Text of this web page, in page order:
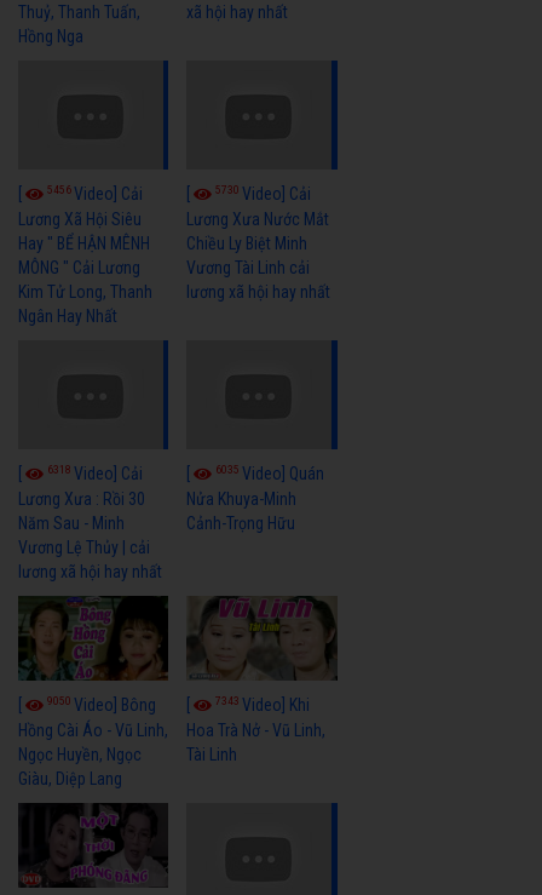
Thuỷ, Thanh Tuấn,
Hồng Nga
xã hội hay nhất
5456Video] Cải
Lương Xã Hội Siêu
Hay " BỂ HẬN MÊNH
MÔNG " Cải Lương
Kim Tử Long, Thanh
Ngân Hay Nhất
5730Video] Cải
Lương Xưa Nước Mắt
Chiều Ly Biệt Minh
Vương Tài Linh cải
lương xã hội hay nhất
6318 Video] Cải
Lương Xưa : Rồi 30
Năm Sau - Minh
Vương Lệ Thủy | cải
lương xã hội hay nhất
6035Video] Quán
Nửa Khuya-Minh
Cảnh-Trọng Hữu
9050 Video] Bông
Hồng Cài Áo - Vũ Linh,
Ngọc Huyền, Ngọc
Giàu, Diệp Lang
7343Video] Khi
Hoa Trà Nở - Vũ Linh,
Tài Linh